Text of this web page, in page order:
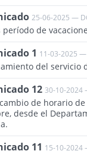
25-06-2025 —
período de
1 11-03-2025 —
del servicio
12 30-10-2024
de horario
desde el
11 15-10-2024